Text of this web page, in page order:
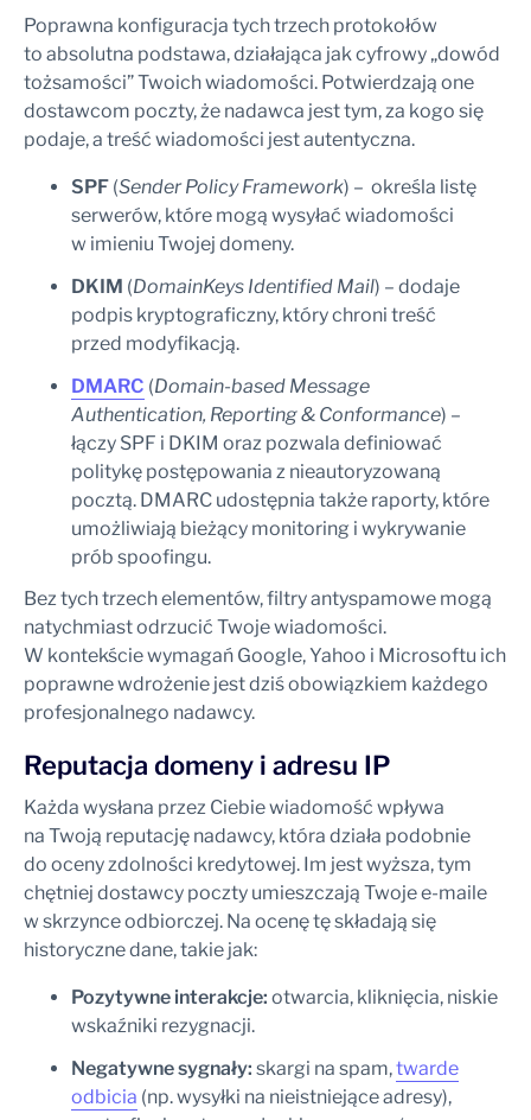
Poprawna konfiguracja tych trzech protokołów
to absolutna podstawa, działająca jak cyfrowy „dowód
tożsamości” Twoich wiadomości. Potwierdzają one
dostawcom poczty, że nadawca jest tym, za kogo się
podaje, a treść wiadomości jest autentyczna.
SPF (Sender Policy Framework) – określa listę
serwerów, które mogą wysyłać wiadomości
w imieniu Twojej domeny.
DKIM (DomainKeys Identified Mail) – dodaje
podpis kryptograficzny, który chroni treść
przed modyfikacją.
DMARC (Domain-based Message
Authentication, Reporting & Conformance) –
łączy SPF i DKIM oraz pozwala definiować
politykę postępowania z nieautoryzowaną
pocztą. DMARC udostępnia także raporty, które
umożliwiają bieżący monitoring i wykrywanie
prób spoofingu.
Bez tych trzech elementów, filtry antyspamowe mogą
natychmiast odrzucić Twoje wiadomości.
W kontekście wymagań Google, Yahoo i Microsoftu ich
poprawne wdrożenie jest dziś obowiązkiem każdego
profesjonalnego nadawcy.
Reputacja domeny i adresu IP
Każda wysłana przez Ciebie wiadomość wpływa
na Twoją reputację nadawcy, która działa podobnie
do oceny zdolności kredytowej. Im jest wyższa, tym
chętniej dostawcy poczty umieszczają Twoje e-maile
w skrzynce odbiorczej. Na ocenę tę składają się
historyczne dane, takie jak:
Pozytywne interakcje: otwarcia, kliknięcia, niskie
wskaźniki rezygnacji.
Negatywne sygnały: skargi na spam,twarde
odbicia (np. wysyłki na nieistniejące adresy),